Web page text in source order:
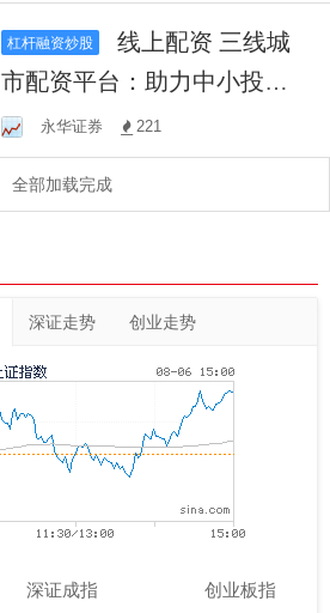
杠杆融资炒股
线上配资 三线城
市配资平台：助力中小投资
者掘金资本市场
永华证券 221
全部加载完成
深证走势 创业走势
深证成指 创业板指